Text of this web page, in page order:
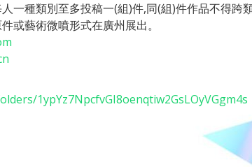
一種類別至多投稿一(組)件,同(組)件作品不得跨
或藝術微噴形式在廣州展出。
1ypYz7NpcfvGI8oenqtiw2GsLOyVGgm4s